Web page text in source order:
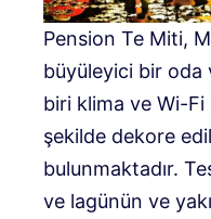
Pension Te Miti,
büyüleyici bir oda
biri klima ve Wi-
şekilde dekore
bulunmaktadır.
ve lagünün ve